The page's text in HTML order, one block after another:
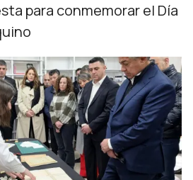
para conmemorar el Día